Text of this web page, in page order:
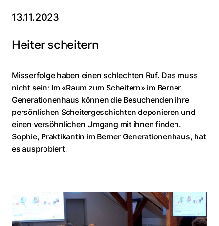
13.11.2023
Heiter scheitern
Misserfolge haben einen schlechten Ruf. Das muss
nicht sein: Im «Raum zum Scheitern» im Berner
Generationenhaus können die Besuchenden ihre
persönlichen Scheitergeschichten deponieren und
einen versöhnlichen Umgang mit ihnen finden.
Sophie, Praktikantin im Berner Generationenhaus, hat
es ausprobiert.